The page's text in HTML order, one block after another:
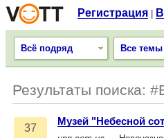
Регистрация
Всё подряд Все темы
Результаты поиска:
37
Музей "Небесной